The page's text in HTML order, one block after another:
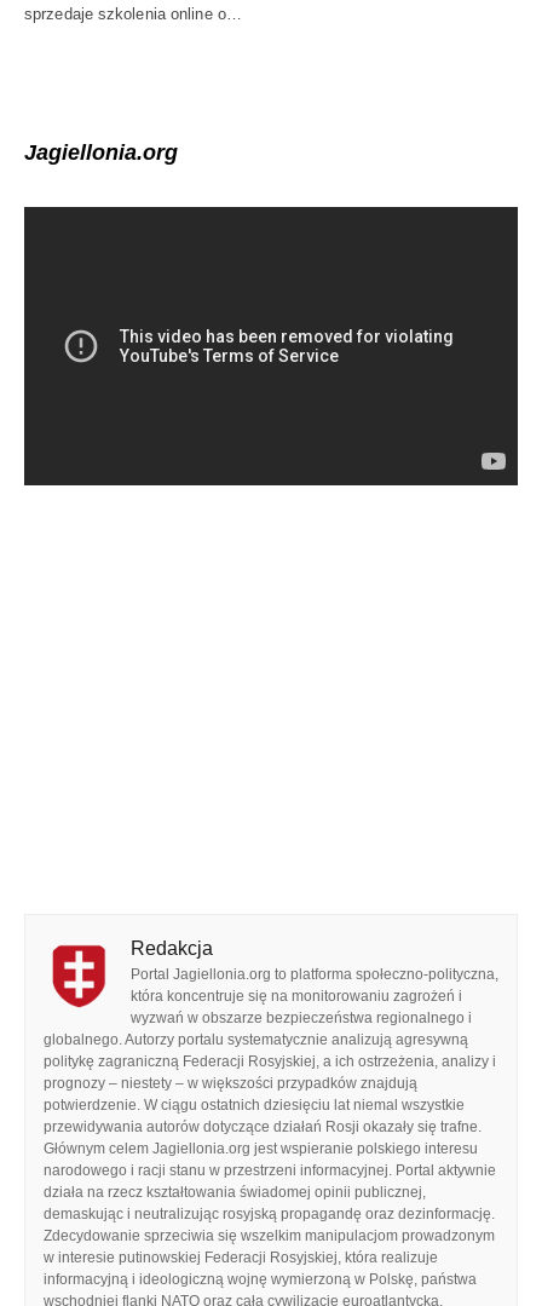
sprzedaje szkolenia online o…
Jagiellonia.org
Redakcja
Portal Jagiellonia.org to platforma społeczno-polityczna,
która koncentruje się na monitorowaniu zagrożeń i
wyzwań w obszarze bezpieczeństwa regionalnego i
globalnego. Autorzy portalu systematycznie analizują agresywną
politykę zagraniczną Federacji Rosyjskiej, a ich ostrzeżenia, analizy i
prognozy – niestety – w większości przypadków znajdują
potwierdzenie. W ciągu ostatnich dziesięciu lat niemal wszystkie
przewidywania autorów dotyczące działań Rosji okazały się trafne.
Głównym celem Jagiellonia.org jest wspieranie polskiego interesu
narodowego i racji stanu w przestrzeni informacyjnej. Portal aktywnie
działa na rzecz kształtowania świadomej opinii publicznej,
demaskując i neutralizując rosyjską propagandę oraz dezinformację.
Zdecydowanie sprzeciwia się wszelkim manipulacjom prowadzonym
w interesie putinowskiej Federacji Rosyjskiej, która realizuje
informacyjną i ideologiczną wojnę wymierzoną w Polskę, państwa
wschodniej flanki NATO oraz całą cywilizację euroatlantycką.